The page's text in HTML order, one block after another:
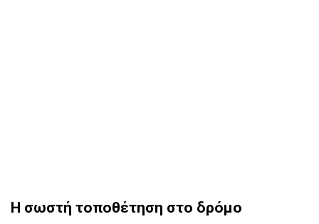
Η σωστή τοποθέτηση στο δρόμο